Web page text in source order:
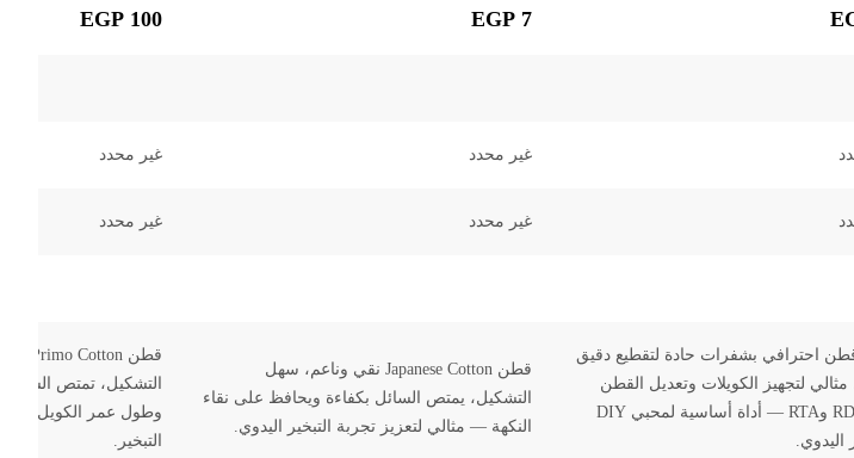
0
من
0
من
7
EGP
100
EGP
غير محدد غير محدد
غير محدد غير محدد
احترافي بشفرات حادة لتقطيع دقيق
لتجهيز الكويلات وتعديل القطن
على RDA وRTA — أداة أساسية لمحبي DIY
اليدوي.
قطن Japanese Cotton نقي وناعم، سهل
التشكيل، يمتص السائل بكفاءة ويحافظ على نقاء
النكهة — مثالي لتعزيز تجربة التبخير اليدوي.
قطن Primo Cotton
التشكيل، تمتص السائل
وطول عمر
التبخير.